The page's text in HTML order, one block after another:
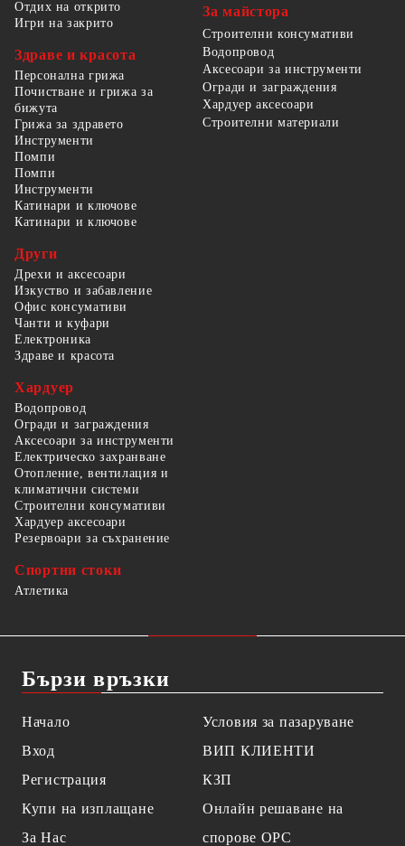
Отдих на открито
Игри на закрито
Здраве и красота
Персонална грижа
Почистване и грижа за
бижута
Грижа за здравето
За майстора
Строителни консумативи
Водопровод
Аксесоари за инструменти
Огради и заграждения
Хардуер аксесоари
Строителни материали
Инструменти
Помпи
Помпи
Инструменти
Катинари и ключове
Катинари и ключове
Други
Дрехи и аксесоари
Изкуство и забавление
Офис консумативи
Чанти и куфари
Електроника
Здраве и красота
Хардуер
Водопровод
Огради и заграждения
Аксесоари за инструменти
Електрическо захранване
Отопление, вентилация и
климатични системи
Строителни консумативи
Хардуер аксесоари
Резервоари за съхранение
Спортни стоки
Атлетика
Бързи връзки
Начало
Вход
Регистрация
Купи на изплащане
За Нас
Условия за пазаруване
ВИП КЛИЕНТИ
КЗП
Онлайн решаване на
спорове OPC